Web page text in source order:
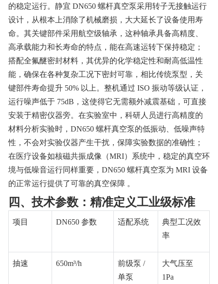
的稳定运行。静宜 DN650 螺杆真空泵采用转子无接触运行
设计，从根本上消除了机械磨损，大大延长了设备使用寿
命。其关键部件采用航空级轴承，这种轴承具备高精度、
高承载能力和长寿命的特点，能在高速运转下保持稳定；
搭配全氟醚密封材料，其优异的化学稳定性和耐高低温性
能，确保在各种复杂工况下密封可靠，相比传统泵型，关
键部件寿命提升 50% 以上。整机通过 ISO 振动等级认证，
运行噪声低于 75dB，这使得它无需额外减震基础，可直接
安装于精密仪器旁。在实验室中，科研人员进行高精度的
材料分析实验时，DN650 螺杆真空泵的低振动、低噪声特
性，不会对实验仪器产生干扰，保障实验数据的准确性；
在医疗设备如核磁共振成像（MRI）系统中，稳定的真空环
境与低噪音运行同样重要，DN650 螺杆真空泵为 MRI 设备
的正常运行提供了可靠的真空保障 。
四、技术参数：精准定义工业级标准
项目 DN650 参数 适配系统
典型工况效
率
抽速 650m³/h
前级泵 /
单泵
大气压至
1Pa